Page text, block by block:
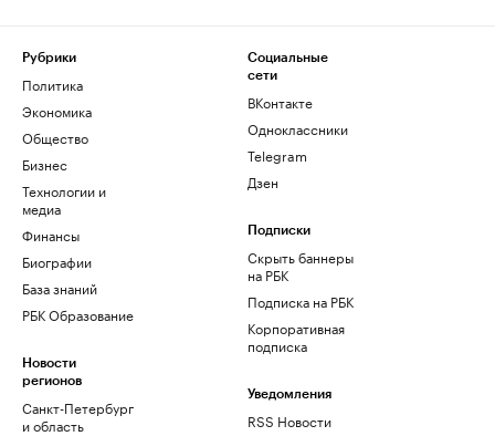
Рубрики
Политика
Экономика
Общество
Бизнес
Технологии и
медиа
Финансы
Биографии
База знаний
РБК Образование
Новости
регионов
Санкт-Петербург
и область
Социальные
сети
ВКонтакте
Одноклассники
Telegram
Дзен
Подписки
Скрыть баннеры
на РБК
Подписка на РБК
Корпоративная
подписка
Уведомления
RSS Новости